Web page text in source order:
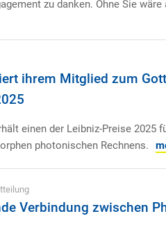
zu danken. Ohne Sie
ihrem Mitglied zum
einen der Leibniz-Preise 2025
photonischen Rechnens.
Verbindung zwischen